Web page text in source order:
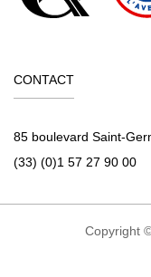
CONTACT
85 boulevard Saint-
(33) (0)1 57 27 90 00
Copyright